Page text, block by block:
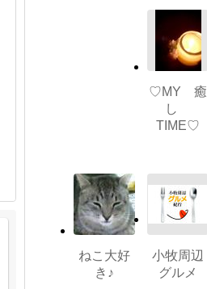
♡MY 癒
し
TIME♡
ねこ大好
き♪
小牧周辺
グルメ